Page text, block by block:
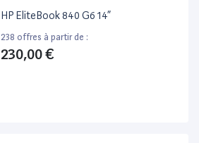
HP EliteBook 840 G6 14”
238 offres à partir de :
230,00 €